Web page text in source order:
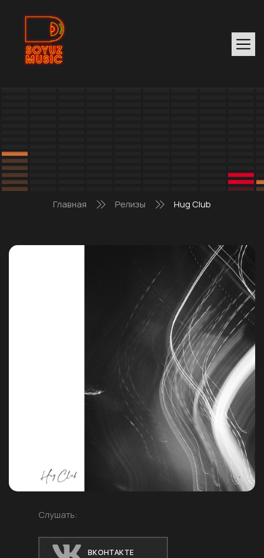
Главная Релизы Hug Club
Слушать:
ВКОНТАКТЕ